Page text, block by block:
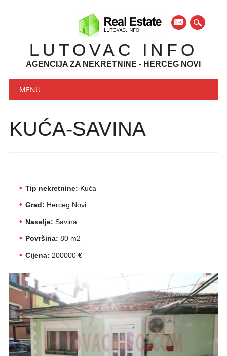
mail
LUTOVAC INFO
AGENCIJA ZA NEKRETNINE - HERCEG NOVI
Main menu
MENU
KUĆA-SAVINA
Tip nekretnine: Kuća
Grad: Herceg Novi
Naselje: Savina
Površina: 80 m2
Cijena: 200000 €